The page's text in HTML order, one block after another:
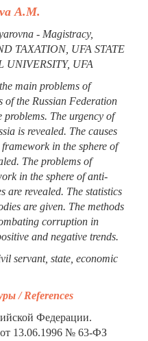
А.M.
- Мagistracy,
TAXATION, UFA STATE
UNIVERSITY, UFA
main problems of
of the Russian Federation
problems. The urgency of
is revealed. The causes
in the sphere of
The problems of
in the sphere of anti-
are revealed. The statistics
are given. The methods
corruption in
and negative trends.
servant, state, economic
/ References
Федерации.
13.06.1996 № 63-ФЗ